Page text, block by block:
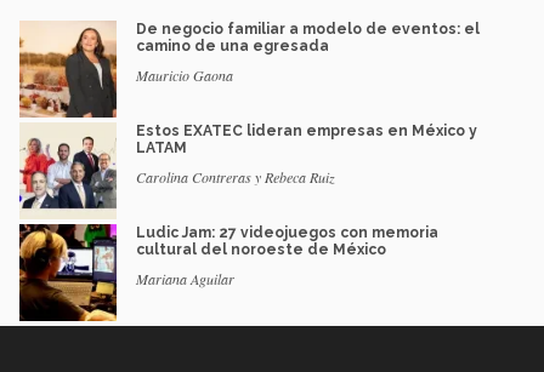
De negocio familiar a modelo de eventos: el
camino de una egresada
Mauricio Gaona
Estos EXATEC lideran empresas en México y
LATAM
Carolina Contreras y Rebeca Ruiz
Ludic Jam: 27 videojuegos con memoria
cultural del noroeste de México
Mariana Aguilar